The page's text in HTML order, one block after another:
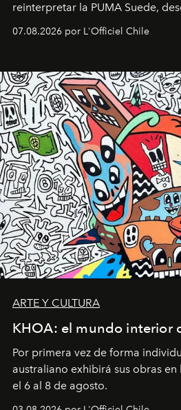
reinterpretar la PUMA Suede,
deportiva hasta una mirada
diseño y el universo outdoor.
07.08.2026 por L'Officiel Chile
ARTE Y CULTURA
KHOA: el mundo interior
Por primera vez de forma
australiano exhibirá sus obras
el 6 al 8 de agosto.